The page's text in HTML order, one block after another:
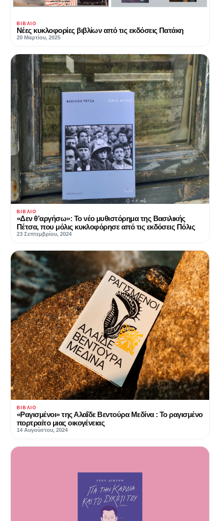
ΒΙΒΛΊΟ
Νέες κυκλοφορίες βιβλίων από τις εκδόσεις Πατάκη
20 Μαρτίου, 2025
ΒΙΒΛΊΟ
«Δεν θ’αργήσω»: Το νέο μυθιστόρημα της Βασιλικής
Πέτσα, που μόλις κυκλοφόρησε από τις εκδόσεις Πόλις
23 Σεπτεμβρίου, 2024
ΒΙΒΛΊΟ
«Ραγισμένοι» της Αλαΐδε Βεντούρα Μεδίνα : Το ραγισμένο
πορτραίτο μιας οικογένειας
14 Αυγούστου, 2024